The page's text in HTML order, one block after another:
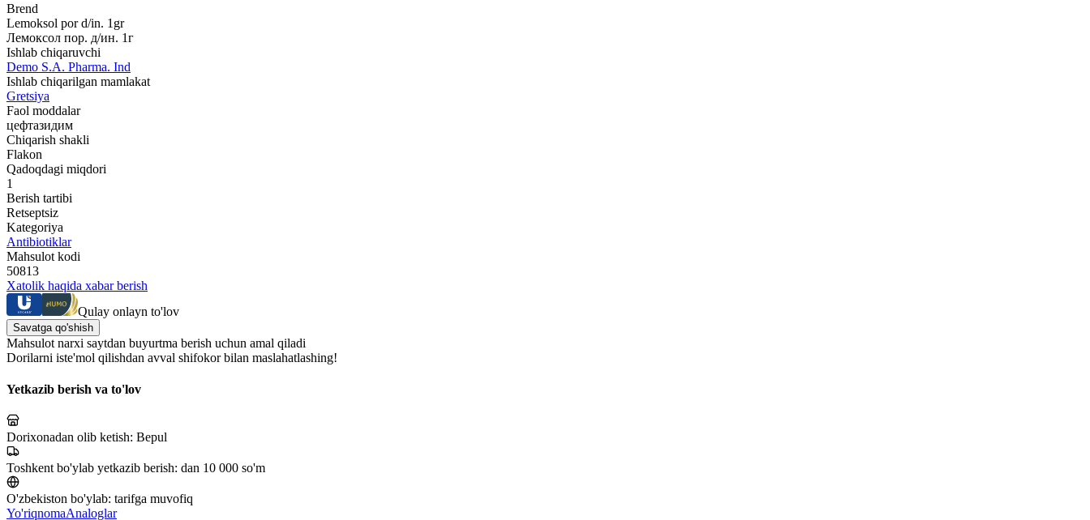
Brend
Lemoksol por d/in. 1gr
Лемоксол пор. д/ин. 1г
Ishlab chiqaruvchi
Demo S.A. Pharma. Ind
Ishlab chiqarilgan mamlakat
Gretsiya
Faol moddalar
цефтазидим
Chiqarish shakli
Flakon
Qadoqdagi miqdori
1
Berish tartibi
Retseptsiz
Kategoriya
Antibiotiklar
Mahsulot kodi
50813
Xatolik haqida xabar berish
Qulay onlayn to'lov
Savatga qo'shish
Mahsulot narxi saytdan buyurtma berish uchun amal qiladi
Dorilarni iste'mol qilishdan avval shifokor bilan maslahatlashing!
Yetkazib berish va to'lov
Dorixonadan olib ketish: Bepul
Toshkent bo'ylab yetkazib berish: dan 10 000 so'm
O'zbekiston bo'ylab: tarifga muvofiq
Yo'riqnomaAnaloglar